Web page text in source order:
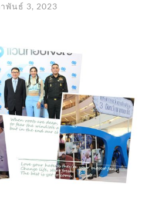
พันธ์ 3, 2023